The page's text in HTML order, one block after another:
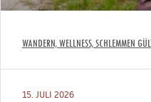
WANDERN, WELLNESS, SCHLEMMEN
15. JULI 2026